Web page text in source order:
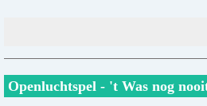
Openluchtspel - 't Was nog